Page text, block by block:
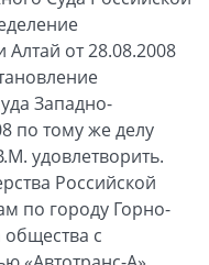
от 28.08.2008
Западно-
по тому же делу
удовлетворить.
Российской
по городу Горно-
общества с